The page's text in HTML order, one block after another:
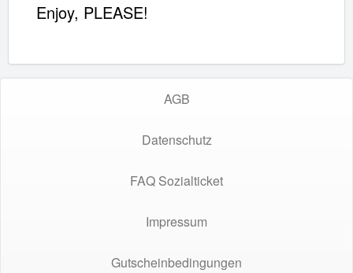
Enjoy, PLEASE!
AGB
Datenschutz
FAQ Sozialticket
Impressum
Gutscheinbedingungen